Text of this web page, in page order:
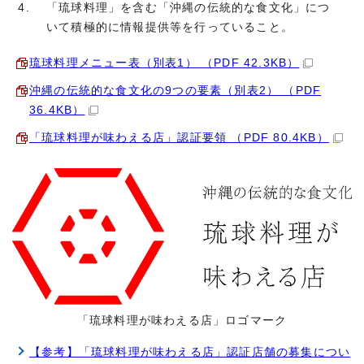
「琉球料理」を含む「沖縄の伝統的な食文化」につ
いて積極的に情報提供等を行っていること。
琉球料理メニュー表（別表1） （PDF 42.3KB）
沖縄の伝統的な食文化の9つの要素（別表2） （PDF
36.4KB）
「琉球料理が味わえる店」認証要領 （PDF 80.4KB）
「琉球料理が味わえる店」ロゴマーク
【参考】「琉球料理が味わえる店」認証店舗の募集につい